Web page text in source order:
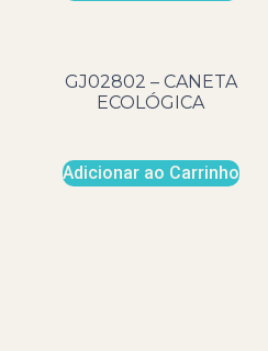
GJ02802 – CANETA
ECOLÓGICA
Adicionar ao Carrinho